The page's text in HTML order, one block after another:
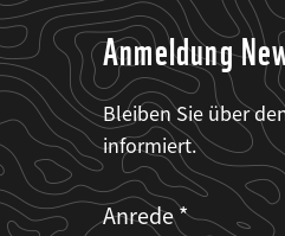
Anmeldung
Bleiben Sie über
informiert.
Web2Case
Infofelder
Fieldset
anrede_name
Anrede